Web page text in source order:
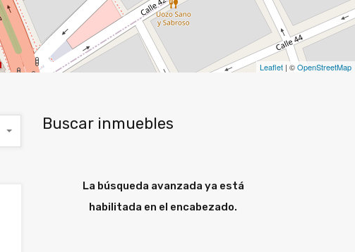
Leaflet | ©OpenStreetMap
Buscar inmuebles
La búsqueda avanzada ya está
habilitada en el encabezado.